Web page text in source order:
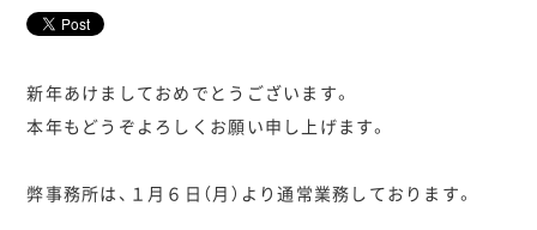
新年あけましておめでとうございます。
本年もどうぞよろしくお願い申し上げます。
弊事務所は、１月６日（月）より通常業務しております。